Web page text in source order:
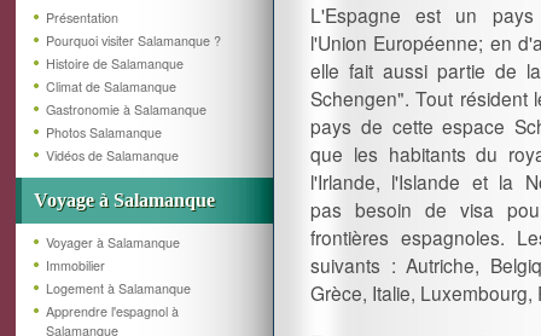
Présentation
Pourquoi visiter Salamanque ?
Histoire de Salamanque
Climat de Salamanque
Gastronomie à Salamanque
Photos Salamanque
Vidéos de Salamanque
Voyage à Salamanque
Voyager à Salamanque
Immobilier
Logement à Salamanque
Apprendre l'espagnol à
Salamanque
L'Espagne est un
l'Union Européenne; en
elle fait aussi partie de
Schengen". Tout résident
pays de cette espace
que les habitants du
l'Irlande, l'Islande et la
pas besoin de visa
frontières espagnoles.
suivants : Autriche,
Grèce, Italie,